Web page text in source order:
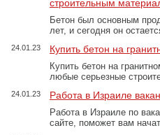
строительным
Бетон был основным
лет, и сегодня он
24.01.23 Купить бетон на
Купить бетон на
любые серьезные
24.01.23 Работа в Израиле
Работа в Израиле по
сайте, поможет вам